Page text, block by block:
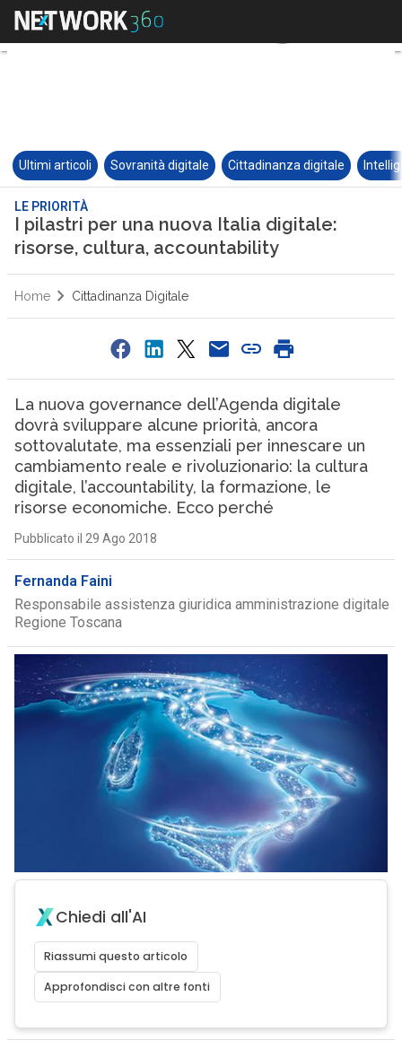
Ultimi articoli Sovranità digitale Cittadinanza digitale
LE PRIORITÀ
I pilastri per una nuova Italia digitale:
risorse, cultura, accountability
Home Cittadinanza Digitale
La nuova governance dell’Agenda digitale
dovrà sviluppare alcune priorità, ancora
sottovalutate, ma essenziali per innescare un
cambiamento reale e rivoluzionario: la cultura
digitale, l’accountability, la formazione, le
risorse economiche. Ecco perché
Pubblicato il 29 Ago 2018
Fernanda Faini
Responsabile assistenza giuridica amministrazione digitale
Regione Toscana
Chiedi all'AI
Riassumi questo articolo
Approfondisci con altre fonti